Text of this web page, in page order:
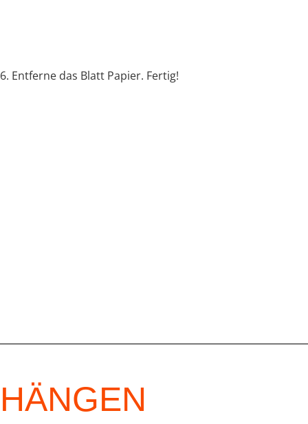
6. Entferne das Blatt Papier. Fertig!
HÄNGEN